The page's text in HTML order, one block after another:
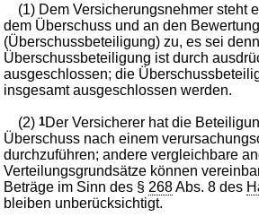
Teil 2 Einzelne Versicherungszweige
Kapitel 5 Lebensversicherung
(1) Dem Versicherungsnehmer steht
dem Überschuss und an den
(Überschussbeteiligung) zu, es sei
Überschussbeteiligung ist durch
ausgeschlossen; die
insgesamt ausgeschlossen werden.
(2)1Der Versicherer hat die
Überschuss nach einem
durchzuführen; andere vergleichbare
Verteilungsgrundsätze können
Beträge im Sinn des § 268Abs. 8 des
bleiben unberücksichtigt.